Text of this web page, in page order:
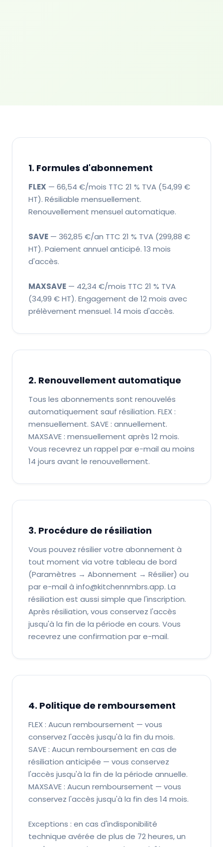
1. Formules d'abonnement
FLEX — 66,54 €/mois TTC 21 % TVA (54,99 €
HT). Résiliable mensuellement.
Renouvellement mensuel automatique.
SAVE — 362,85 €/an TTC 21 % TVA (299,88 €
HT). Paiement annuel anticipé. 13 mois
d'accès.
MAXSAVE — 42,34 €/mois TTC 21 % TVA
(34,99 € HT). Engagement de 12 mois avec
prélèvement mensuel. 14 mois d'accès.
2. Renouvellement automatique
Tous les abonnements sont renouvelés
automatiquement sauf résiliation. FLEX :
mensuellement. SAVE : annuellement.
MAXSAVE : mensuellement après 12 mois.
Vous recevrez un rappel par e-mail au moins
14 jours avant le renouvellement.
3. Procédure de résiliation
Vous pouvez résilier votre abonnement à
tout moment via votre tableau de bord
(Paramètres → Abonnement → Résilier) ou
par e-mail à info@kitchennmbrs.app. La
résiliation est aussi simple que l'inscription.
Après résiliation, vous conservez l'accès
jusqu'à la fin de la période en cours. Vous
recevrez une confirmation par e-mail.
4. Politique de remboursement
FLEX : Aucun remboursement — vous
conservez l'accès jusqu'à la fin du mois.
SAVE : Aucun remboursement en cas de
résiliation anticipée — vous conservez
l'accès jusqu'à la fin de la période annuelle.
MAXSAVE : Aucun remboursement — vous
conservez l'accès jusqu'à la fin des 14 mois.
Exceptions : en cas d'indisponibilité
technique avérée de plus de 72 heures, un